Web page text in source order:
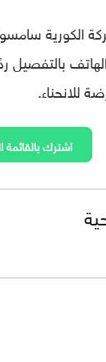
الكورية
اشترك بالقائمة